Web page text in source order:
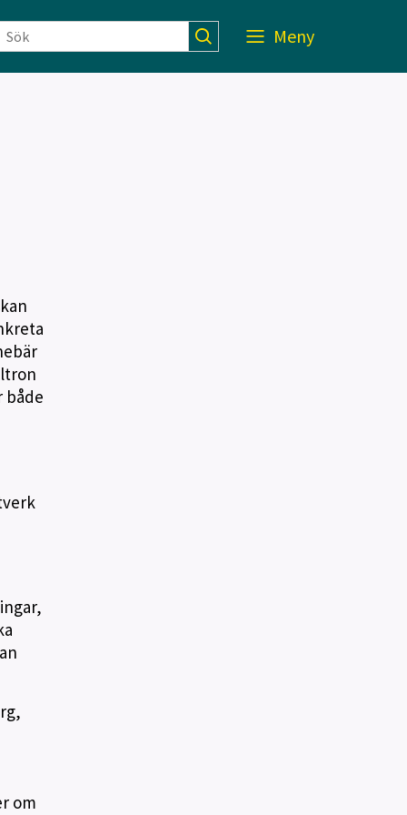
Meny
både
om